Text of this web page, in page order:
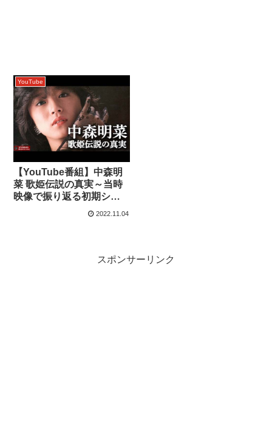
YouTube
【YouTube番組】中森明
菜 歌姫伝説の真実～当時
映像で振り返る初期シン
2022.11.04
スポンサーリンク